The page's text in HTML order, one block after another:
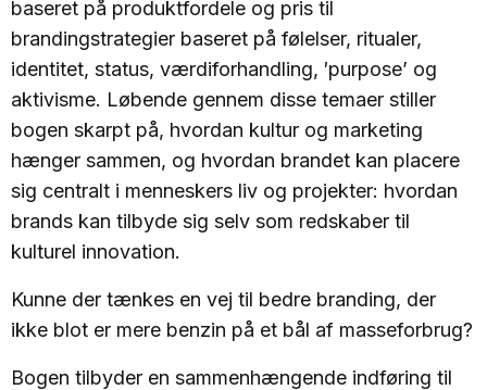
baseret på produktfordele og pris til
brandingstrategier baseret på følelser, ritualer,
identitet, status, værdiforhandling, ′purpose’ og
aktivisme. Løbende gennem disse temaer stiller
bogen skarpt på, hvordan kultur og marketing
hænger sammen, og hvordan brandet kan placere
sig centralt i menneskers liv og projekter: hvordan
brands kan tilbyde sig selv som redskaber til
kulturel innovation.
Kunne der tænkes en vej til bedre branding, der
ikke blot er mere benzin på et bål af masseforbrug?
Bogen tilbyder en sammenhængende indføring til